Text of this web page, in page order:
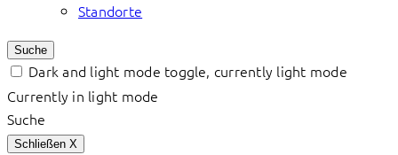
Standorte
Suche
Dark and light mode toggle, currently light mode
Currently in light mode
Suche
Schließen X